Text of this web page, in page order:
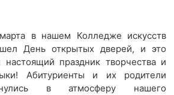
в нашем Колледже искусств
День открытых дверей, и это
настоящий праздник творчества и
Абитуриенты и их родители
в атмосферу нашего